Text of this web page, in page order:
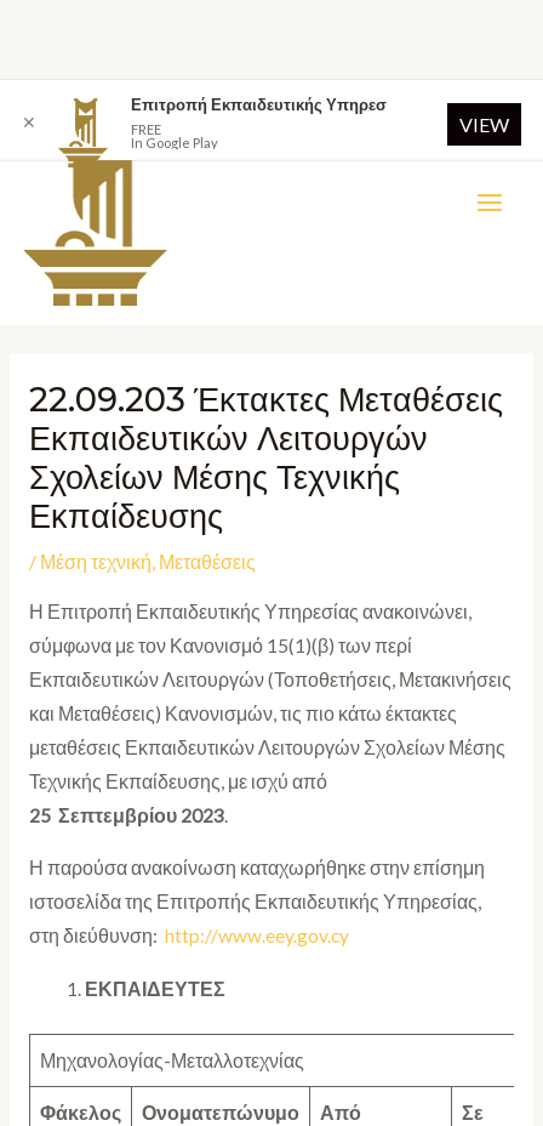
22.09.203 Έκτακτες Μεταθέσεις
Εκπαιδευτικών Λειτουργών
Σχολείων Μέσης Τεχνικής
Εκπαίδευσης
/ Μέση τεχνική, Μεταθέσεις
Η Επιτροπή Εκπαιδευτικής Υπηρεσίας ανακοινώνει,
σύμφωνα με τον Κανονισμό 15(1)(β) των περί
Εκπαιδευτικών Λειτουργών (Τοποθετήσεις, Μετακινήσεις
και Μεταθέσεις) Κανονισμών, τις πιο κάτω έκτακτες
μεταθέσεις Εκπαιδευτικών Λειτουργών Σχολείων Μέσης
Τεχνικής Εκπαίδευσης, με ισχύ από
25 Σεπτεμβρίου 2023.
Η παρούσα ανακοίνωση καταχωρήθηκε στην επίσημη
ιστοσελίδα της Επιτροπής Εκπαιδευτικής Υπηρεσίας,
στη διεύθυνση: http://www.eey.gov.cy
ΕΚΠΑΙΔΕΥΤΕΣ
Μηχανολογίας-Μεταλλοτεχνίας
Φάκελος Ονοματεπώνυμο Από Σε
✕
Επιτροπή Εκπαιδευτικής Υπηρεσ
FREE
In Google Play
VIEW